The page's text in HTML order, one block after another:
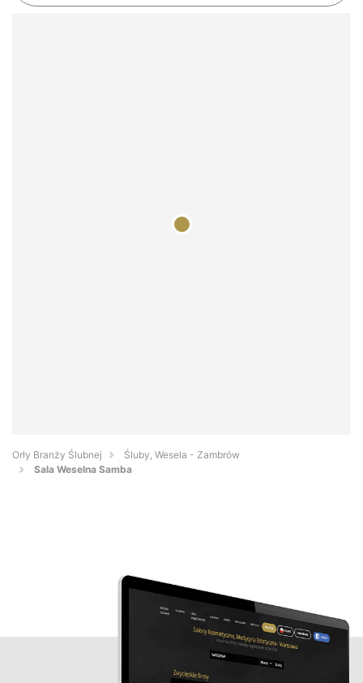
Orły Branży Ślubnej
Śluby, Wesela - Zambrów
Sala Weselna Samba